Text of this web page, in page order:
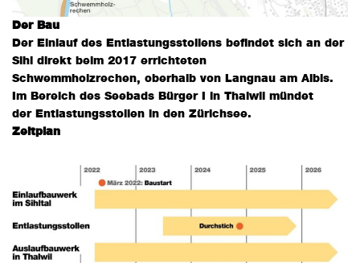
Der Bau
Der Einlauf des Entlastungsstollens befindet sich an der
Sihl direkt beim 2017 errichteten
Schwemmholzrechen, oberhalb von Langnau am Albis.
Im Bereich des Seebads Bürger I in Thalwil mündet
der Entlastungsstollen in den Zürichsee.
Zeitplan